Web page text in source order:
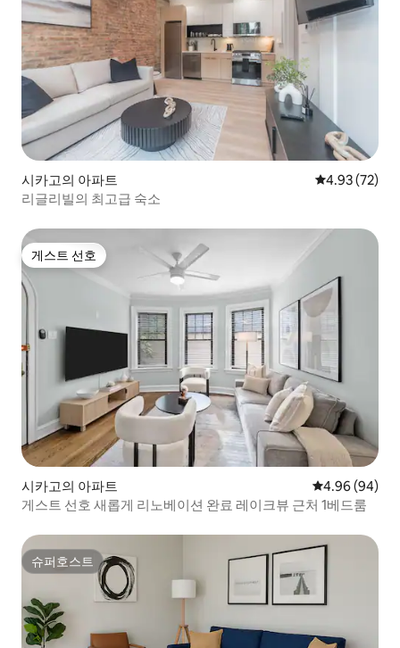
시카고의 아파트 평점 4.93점(5
4.93 (72)
리글리빌의 최고급 숙소
게스트 선호
게스트 선호
시카고의 아파트 평점 4.96점(5
4.96 (94)
게스트 선호 새롭게 리노베이션 완료 레이크뷰 근처 1베드룸
슈퍼호스트
슈퍼호스트